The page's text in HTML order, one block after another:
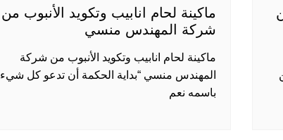
ماكينة لحام انابيب وتكويد الأنبوب من
شركة المهندس منسي
ماكينة لحام انابيب وتكويد الأنبوب من شركة
المهندس منسي “بداية الحكمة أن تدعو كل شيء
باسمه نعم